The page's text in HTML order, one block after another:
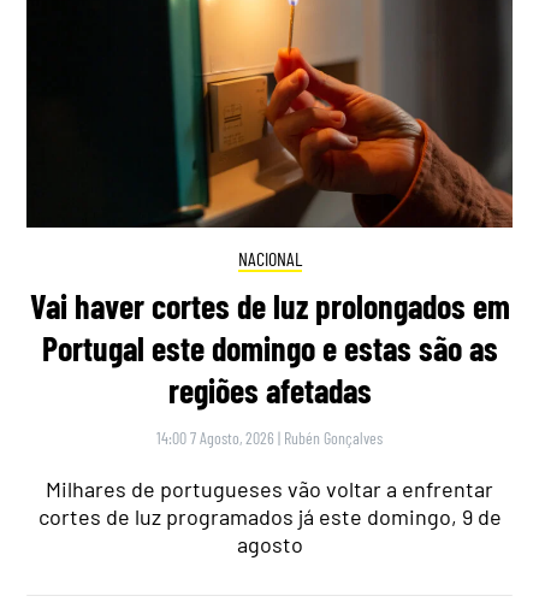
NACIONAL
Vai haver cortes de luz prolongados em
Portugal este domingo e estas são as
regiões afetadas
14:00 7 Agosto, 2026 | Rubén Gonçalves
Milhares de portugueses vão voltar a enfrentar
cortes de luz programados já este domingo, 9 de
agosto